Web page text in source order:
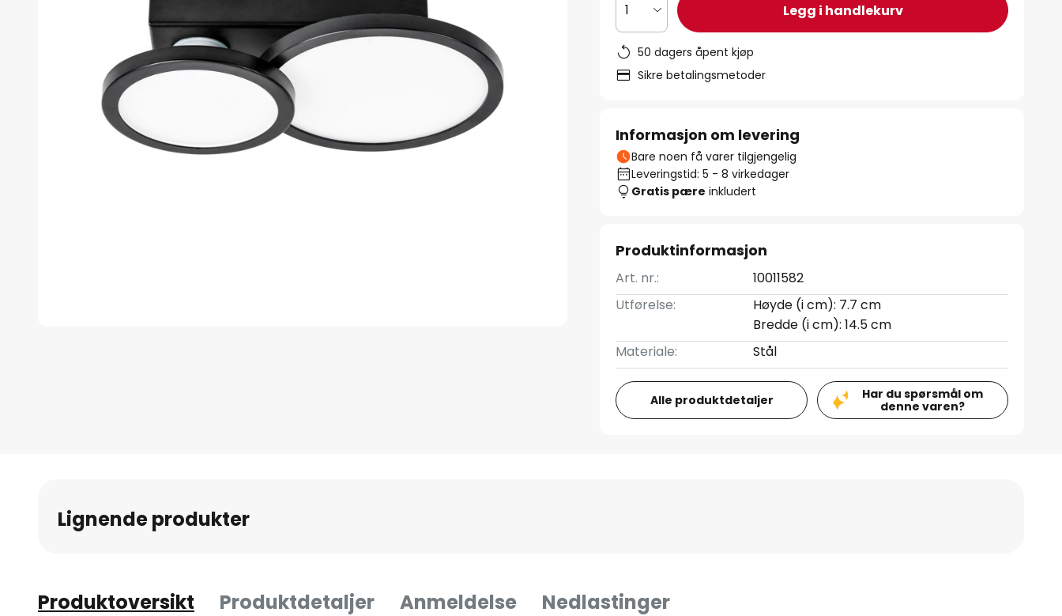
1 Legg i handlekurv
50 dagers åpent kjøp
Sikre betalingsmetoder
Informasjon om levering
Bare noen få varer tilgjengelig
Leveringstid: 5 - 8 virkedager
Gratis pære inkludert
Produktinformasjon
Art. nr.:
10011582
Utførelse:
Høyde (i cm): 7.7 cm
Bredde (i cm): 14.5 cm
Materiale:
Stål
Alle produktdetaljer
Har du spørsmål om
denne varen?
Lignende produkter
Produktoversikt Produktdetaljer Anmeldelse Nedlastinger